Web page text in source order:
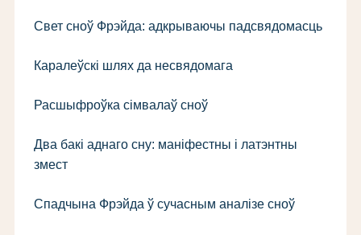
Свет сноў Фрэйда: адкрываючы падсвядомасць
Каралеўскі шлях да несвядомага
Расшыфроўка сімвалаў сноў
Два бакі аднаго сну: маніфестны і латэнтны
змест
Спадчына Фрэйда ў сучасным аналізе сноў